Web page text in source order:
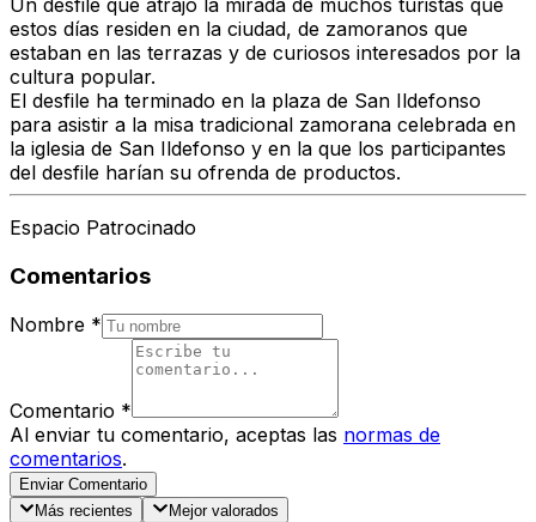
Un desfile que atrajo la mirada de muchos turistas que
estos días residen en la ciudad, de zamoranos que
estaban en las terrazas y de curiosos interesados por la
cultura popular.
El desfile ha terminado en la plaza de San Ildefonso
para asistir a la misa tradicional zamorana celebrada en
la iglesia de San Ildefonso y en la que los participantes
del desfile harían su ofrenda de productos.
Espacio Patrocinado
Comentarios
Nombre *
Comentario *
Al enviar tu comentario, aceptas las normas de
comentarios.
Enviar Comentario
Más recientes
Mejor valorados